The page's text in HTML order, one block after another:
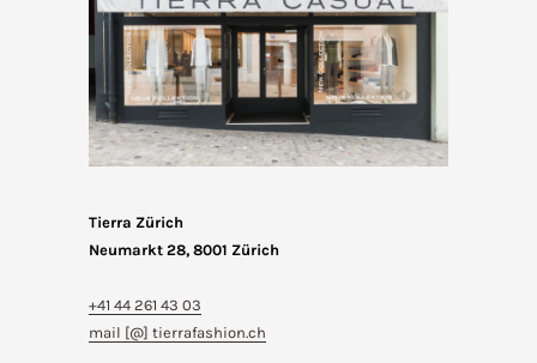
Tierra Zürich
Neumarkt 28, 8001 Zürich
+41 44 261 43 03
mail [@] tierrafashion.ch